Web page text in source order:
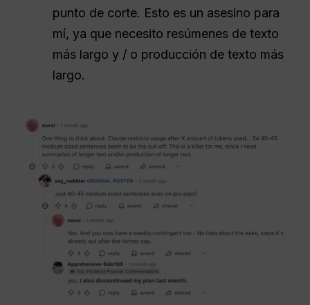
punto de corte. Esto es un asesino para
mí, ya que necesito resúmenes de texto
más largo y / o producción de texto más
largo.